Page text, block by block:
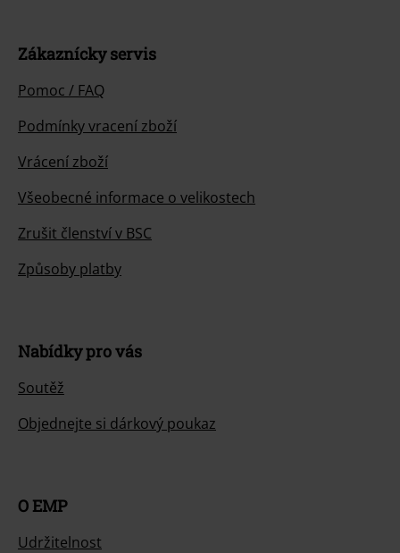
Zákaznícky servis
Pomoc / FAQ
Podmínky vracení zboží
Vrácení zboží
Všeobecné informace o velikostech
Zrušit členství v BSC
Způsoby platby
Nabídky pro vás
Soutěž
Objednejte si dárkový poukaz
O EMP
Udržitelnost